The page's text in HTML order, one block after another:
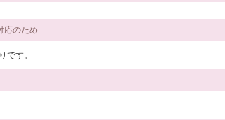
応のため
です。